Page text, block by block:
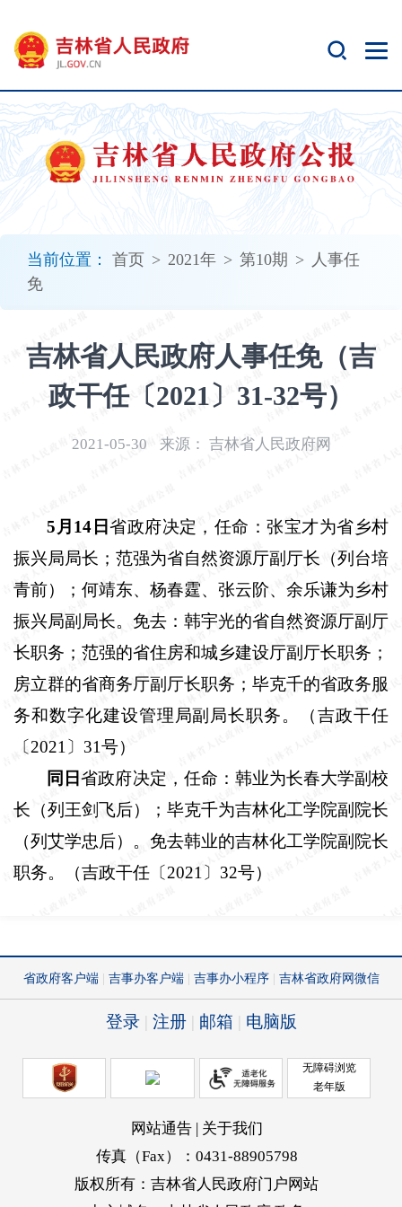
当前位置： 首页 > 2021年 > 第10期 > 人事任
免
吉林省人民政府人事任免（吉
政干任〔2021〕31-32号）
2021-05-30 来源： 吉林省人民政府网
5 月 14 日省政府决定，任命：张宝才为省乡村
振兴局局长；范强为省自然资源厅副厅长（列台培
青前）；何靖东、杨春霆、张云阶、余乐谦为乡村
振兴局副局长。免去：韩宇光的省自然资源厅副厅
长职务；范强的省住房和城乡建设厅副厅长职务；
房立群的省商务厅副厅长职务；毕克千的省政务服
务和数字化建设管理局副局长职务。（吉政干任
〔2021 〕 31号）
同日省政府决定，任命：韩业为长春大学副校
长（列王剑飞后）；毕克千为吉林化工学院副院长
（列艾学忠后）。免去韩业的吉林化工学院副院长
职务。（吉政干任〔2021 〕 32号）
开
无
障
碍
说
明
加